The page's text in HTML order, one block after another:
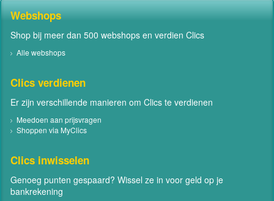
Webshops
Shop bij meer dan 500 webshops en verdien Clics
Alle webshops
Clics verdienen
Er zijn verschillende manieren om Clics te verdienen
Meedoen aan prijsvragen
Shoppen via MyClics
Clics inwisselen
Genoeg punten gespaard? Wissel ze in voor geld op je
bankrekening